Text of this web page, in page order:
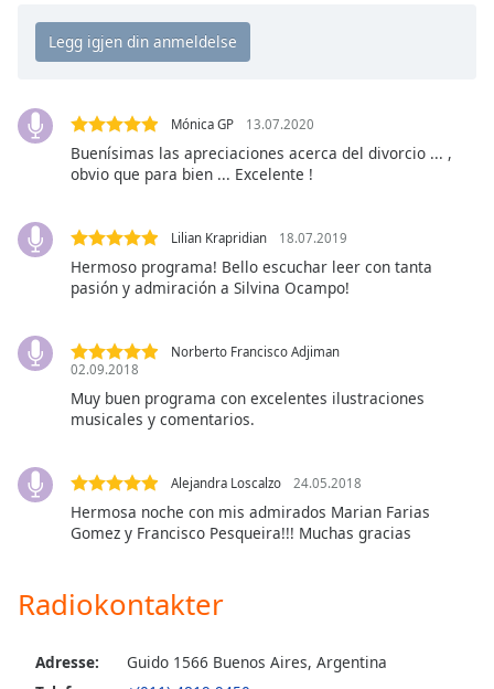
Opacity
Text
Background
Opacity
Area
Background
Font
Text
Edge
Mónica GP 13.07.2020
Buenísimas las apreciaciones acerca del divorcio ... ,
obvio que para bien ... Excelente !
Lilian Krapridian 18.07.2019
Hermoso programa! Bello escuchar leer con tanta
pasión y admiración a Silvina Ocampo!
Norberto Francisco Adjiman
02.09.2018
Muy buen programa con excelentes ilustraciones
musicales y comentarios.
Alejandra Loscalzo 24.05.2018
Hermosa noche con mis admirados Marian Farias
Gomez y Francisco Pesqueira!!! Muchas gracias
Radiokontakter
Adresse:
Guido 1566 Buenos Aires, Argentina